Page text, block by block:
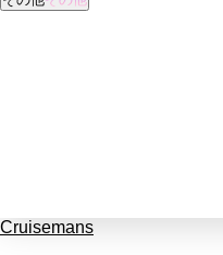
Cruisemans